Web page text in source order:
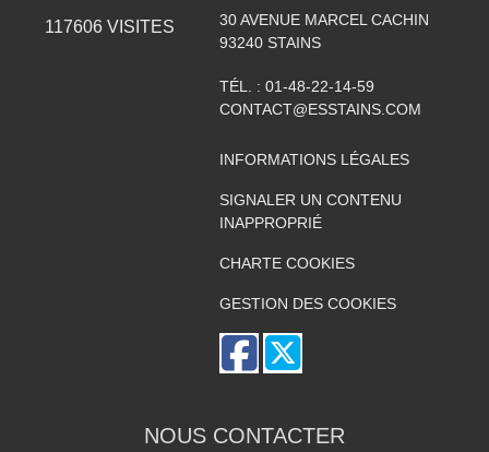
117606VISITES
30 AVENUE MARCEL CACHIN
93240 STAINS
TÉL. : 01-48-22-14-59
CONTACT@ESSTAINS.COM
INFORMATIONS LÉGALES
SIGNALER UN CONTENU
INAPPROPRIÉ
CHARTE COOKIES
GESTION DES COOKIES
NOUS CONTACTER